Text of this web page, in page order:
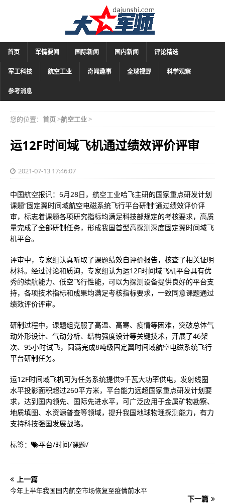
首页 军情要闻 国际新闻 国内新闻 评论精选
军工科技 航空工业 奇闻趣事 全球视野 科学观察
参考消息
您的位置： 首页>航空工业>
运12F时间域飞机通过绩效评价评审
2021-07-13 17:46:07
中国航空报讯：6月28日，航空工业哈飞主研的国家重点研发计划
课题“固定翼时间域航空电磁系统飞行平台研制”通过绩效评价评
审，标志着课题各项研究指标均满足科技部规定的考核要求，高质
量完成了全部研制任务，形成我国首型高探测深度固定翼时间域飞
机平台。
评审中，专家组认真听取了课题绩效自评价报告，核查了相关证明
材料。经过讨论和质询，专家组认为运12F时间域飞机平台具有优
秀的续航能力、低空飞行性能，可以为探测设备提供良好的平台支
持，各项技术指标和成果均满足考核指标要求，一致同意课题通过
绩效评价评审。
研制过程中，课题组克服了高温、高寒、疫情等困难，突破总体气
动外形设计、气动分析、结构强度设计等关键技术，开展了46架
次、95小时试飞，圆满完成8吨级固定翼时间域航空电磁系统飞行
平台研制任务。
运12F时间域飞机可为任务系统提供9千瓦大功率供电，发射线圈
水平投影面积超过260平方米，平台能力远超国家重点研发计划要
求，达到国内领先、国际先进水平，可广泛应用于金属矿物勘察、
地质填图、水资源普查等领域，提升我国地球物理探测能力，有力
支持科技强国发展战略。
标签： 平台/时间/课题/
上一篇
今年上半年我国国内航空市场恢复至疫情前水平
下一篇